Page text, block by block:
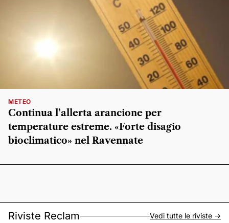
METEO
Continua l’allerta arancione per
temperature estreme. «Forte disagio
bioclimatico» nel Ravennate
Riviste Reclam Vedi tutte le riviste ->